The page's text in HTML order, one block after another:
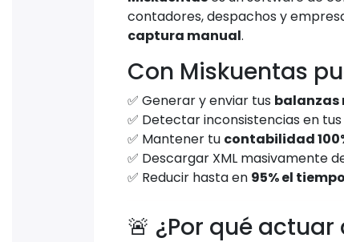
contadores, despachos y
captura manual.
Con Miskuentas
✅ Generar y enviar tus balanzas
✅ Detectar inconsistencias en tus
✅ Mantener tu contabilidad
✅ Descargar XML masivamente
✅ Reducir hasta en 95% el
🚨 ¿Por qué actuar